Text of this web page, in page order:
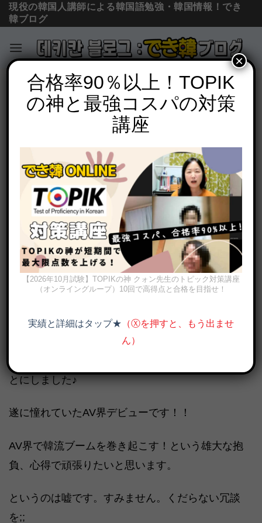
Skip
content
現役の韓国人講師による韓国語勉強・韓国情報！でき
韓ブログ
コラム＆ニュース
韓国男性が日本で憧れのAV男優にデビュ
ーします！【日本在住 韓国人の物語】
POSTED ON2018年1月25日 BY でき韓 パク先生
撮影場所は僕の部屋。
一番安心するので僕のドラえもんベッドで撮るこ
とにしました♪
遂に憧れていたAV界デビューです！！
AV界で韓流ブームを巻き起こす！という雄大な抱
負、心得で頑張りたいと思います。
というのは嘘です。すみません。くだらない冗談
を;;
合格率90％以上！TOPIK
の神と最強コスパの対策
講座
【2026年10月試験】TOPIKの神 クォン先生のトピック対策講座
（オンライングループ）10回で高得点と合格を目指せ！
実績と詳細はタップ★ （Ⓧを押すと、もう出ませ
ん）
×